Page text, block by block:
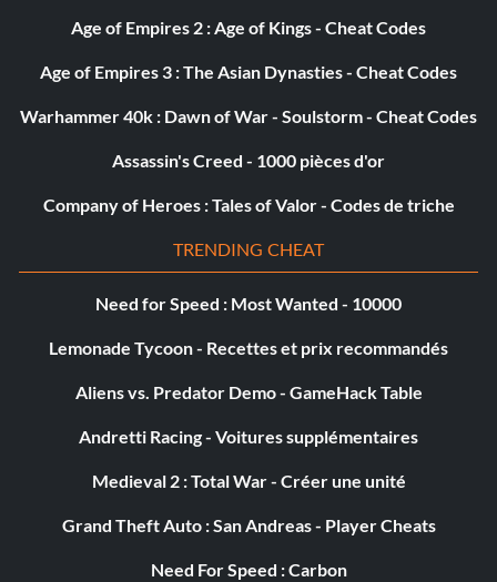
Age of Empires 2 : Age of Kings - Cheat Codes
Age of Empires 3 : The Asian Dynasties - Cheat Codes
Warhammer 40k : Dawn of War - Soulstorm - Cheat Codes
Assassin's Creed - 1000 pièces d'or
Company of Heroes : Tales of Valor - Codes de triche
TRENDING CHEAT
Need for Speed : Most Wanted - 10000
Lemonade Tycoon - Recettes et prix recommandés
Aliens vs. Predator Demo - GameHack Table
Andretti Racing - Voitures supplémentaires
Medieval 2 : Total War - Créer une unité
Grand Theft Auto : San Andreas - Player Cheats
Need For Speed : Carbon